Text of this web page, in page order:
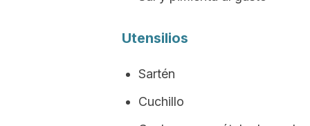
Utensilios
Sartén
Cuchillo